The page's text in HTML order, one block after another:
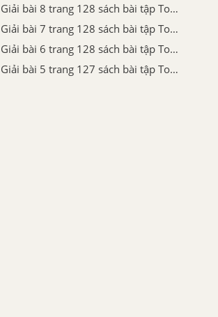
Giải bài 8 trang 128 sách bài tập Toán 6 – Chân trời sáng tạo Tập 2
Giải bài 7 trang 128 sách bài tập Toán 6 – Chân trời sáng tạo Tập 2
Giải bài 6 trang 128 sách bài tập Toán 6 – Chân trời sáng tạo Tập 2
Giải bài 5 trang 127 sách bài tập Toán 6 – Chân trời sáng tạo Tập 2